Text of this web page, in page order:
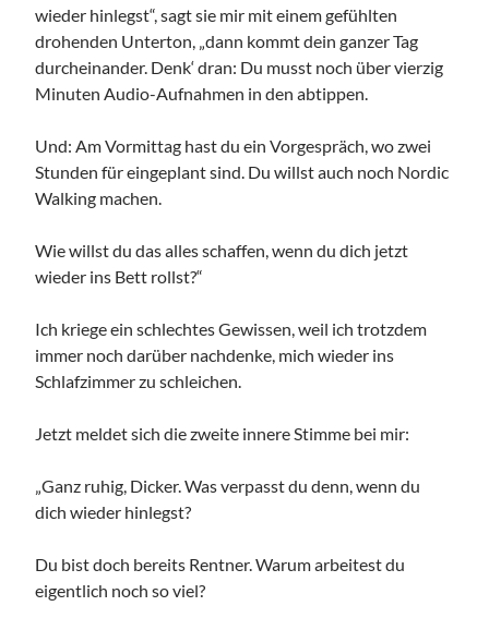
wieder hinlegst“, sagt sie mir mit einem gefühlten
drohenden Unterton, „dann kommt dein ganzer Tag
durcheinander. Denk‘ dran: Du musst noch über vierzig
Minuten Audio-Aufnahmen in den abtippen.
Und: Am Vormittag hast du ein Vorgespräch, wo zwei
Stunden für eingeplant sind. Du willst auch noch Nordic
Walking machen.
Wie willst du das alles schaffen, wenn du dich jetzt
wieder ins Bett rollst?“
Ich kriege ein schlechtes Gewissen, weil ich trotzdem
immer noch darüber nachdenke, mich wieder ins
Schlafzimmer zu schleichen.
Jetzt meldet sich die zweite innere Stimme bei mir:
„Ganz ruhig, Dicker. Was verpasst du denn, wenn du
dich wieder hinlegst?
Du bist doch bereits Rentner. Warum arbeitest du
eigentlich noch so viel?